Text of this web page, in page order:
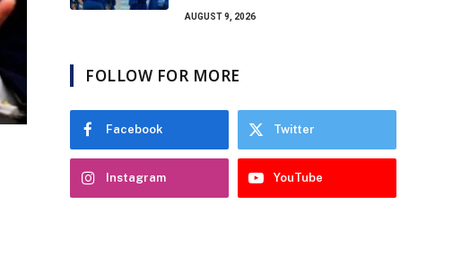
AUGUST 9, 2026
FOLLOW FOR MORE
Facebook Twitter
Instagram YouTube